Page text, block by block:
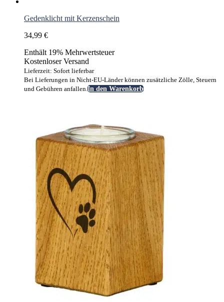
Gedenklicht mit Kerzenschein
34,99 €
Enthält 19% Mehrwertsteuer
Kostenloser Versand
Lieferzeit: Sofort lieferbar
Bei Lieferungen in Nicht-EU-Länder können zusätzliche Zölle, Steuern
und Gebühren anfallen.In den Warenkorb